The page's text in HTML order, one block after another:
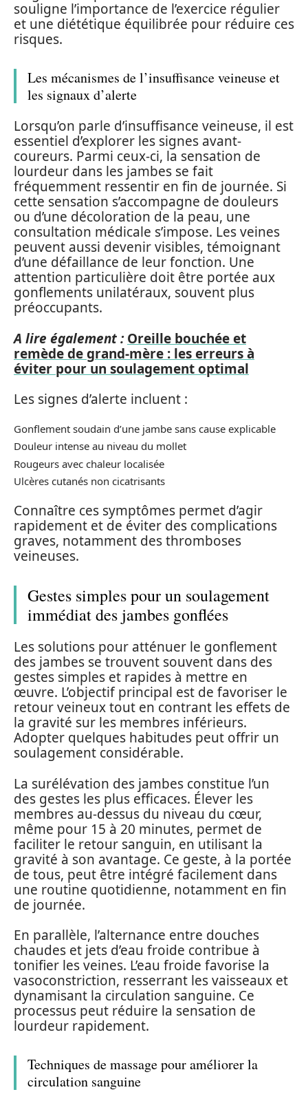
souligne l’importance de l’exercice régulier
et une diététique équilibrée pour réduire ces
risques.
Les mécanismes de l’insuffisance veineuse et
les signaux d’alerte
Lorsqu’on parle d’insuffisance veineuse, il est
essentiel d’explorer les signes avant-
coureurs. Parmi ceux-ci, la sensation de
lourdeur dans les jambes se fait
fréquemment ressentir en fin de journée. Si
cette sensation s’accompagne de douleurs
ou d’une décoloration de la peau, une
consultation médicale s’impose. Les veines
peuvent aussi devenir visibles, témoignant
d’une défaillance de leur fonction. Une
attention particulière doit être portée aux
gonflements unilatéraux, souvent plus
préoccupants.
A lire également : Oreille bouchée et
remède de grand-mère : les erreurs à
éviter pour un soulagement optimal
Les signes d’alerte incluent :
Gonflement soudain d’une jambe sans cause explicable
Douleur intense au niveau du mollet
Rougeurs avec chaleur localisée
Ulcères cutanés non cicatrisants
Connaître ces symptômes permet d’agir
rapidement et de éviter des complications
graves, notamment des thromboses
veineuses.
Gestes simples pour un soulagement
immédiat des jambes gonflées
Les solutions pour atténuer le gonflement
des jambes se trouvent souvent dans des
gestes simples et rapides à mettre en
œuvre. L’objectif principal est de favoriser le
retour veineux tout en contrant les effets de
la gravité sur les membres inférieurs.
Adopter quelques habitudes peut offrir un
soulagement considérable.
La surélévation des jambes constitue l’un
des gestes les plus efficaces. Élever les
membres au-dessus du niveau du cœur,
même pour 15 à 20 minutes, permet de
faciliter le retour sanguin, en utilisant la
gravité à son avantage. Ce geste, à la portée
de tous, peut être intégré facilement dans
une routine quotidienne, notamment en fin
de journée.
En parallèle, l’alternance entre douches
chaudes et jets d’eau froide contribue à
tonifier les veines. L’eau froide favorise la
vasoconstriction, resserrant les vaisseaux et
dynamisant la circulation sanguine. Ce
processus peut réduire la sensation de
lourdeur rapidement.
Techniques de massage pour améliorer la
circulation sanguine